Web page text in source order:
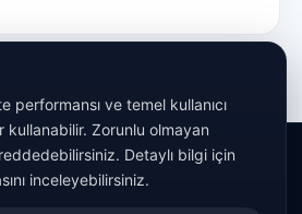
performansı ve temel kullanıcı
Zorunlu olmayan
Detaylı bilgi için
inceleyebilirsiniz.